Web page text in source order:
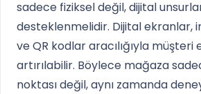
sadece fiziksel değil, dijital
desteklenmelidir. Dijital ekranlar,
ve QR kodlar aracılığıyla müşteri
artırılabilir. Böylece mağaza
noktası değil, aynı zamanda